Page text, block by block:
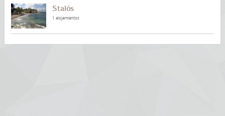
Stalós
1 alojamientos